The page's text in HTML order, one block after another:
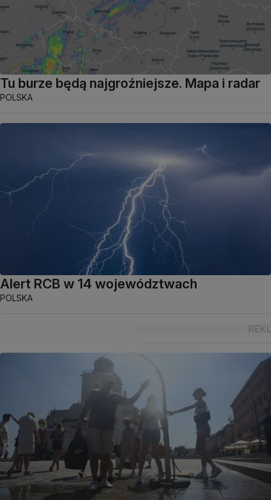
Tu burze będą najgroźniejsze. Mapa i radar
POLSKA
Alert RCB w 14 województwach
POLSKA